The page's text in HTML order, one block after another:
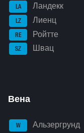
LA Ландекк
LZ Лиенц
RE Ройтте
SZ Швац
Вена
W Альзергрунд